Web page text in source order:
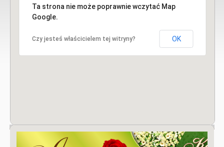
Ta strona nie może poprawnie wczytać Map
Google.
Czy jesteś właścicielem tej witryny? OK